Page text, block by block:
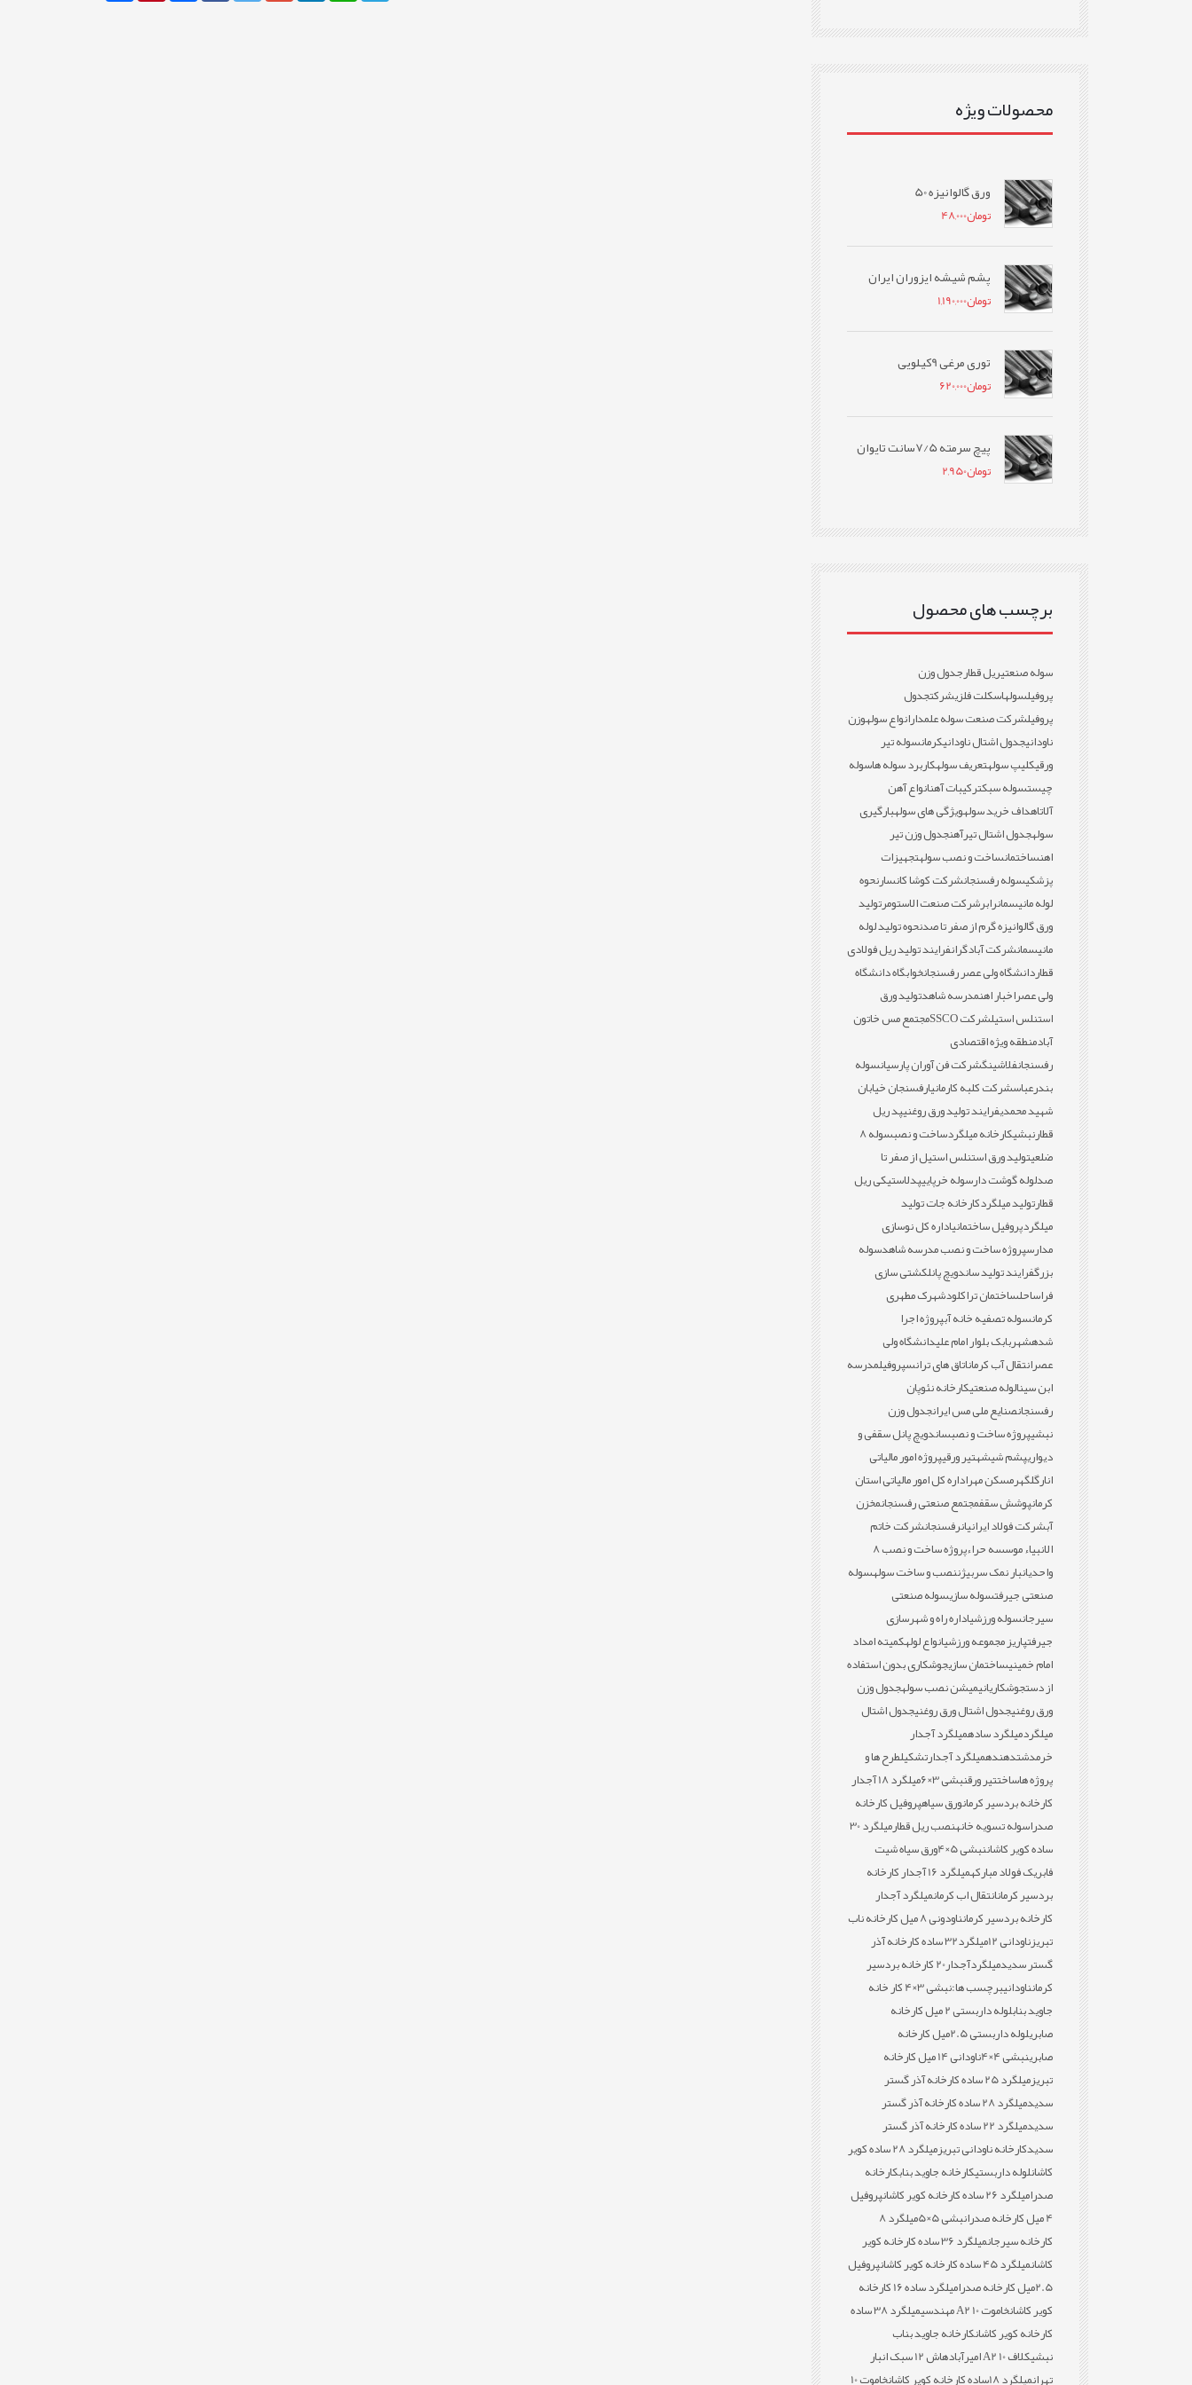
محصولات ویژه
ورق گالوانیزه 50
تومان48,000
پشم شیشه ایزوران ایران
تومان1,190,000
توری مرغی 9کیلویی
تومان620,000
پیچ سرمته 7/5سانت تایوان
تومان2,950
برچسب های محصول
سوله صنعتیریل قطارجدول وزن
پروفیلسولهاسکلت فلزیشرکتجدول
پروفیلشرکت صنعت سوله علمدارانواع سولهوزن
ناودانیجدول اشتال ناودانیکرمانسوله تیر
ورقیکلیپ سولهتعریف سولهکاربرد سوله هاسوله
چیستسوله سبکترکیبات آهنانواع آهن
آلاتاهداف خرید سولهویژگی های سولهبارگیری
سولهجدول اشتال تیرآهنجدول وزن تیر
اهنساختمانساخت و نصب سولهتجهیزات
پزشکیسوله رفسنجانشرکت کوشا کانسارنحوه
لوله مانیسمانرابرشرکت صنعت الاستومرتولید
ورق گالوانیزه گرم از صفر تا صدنحوه تولید لوله
مانیسمانشرکت آبادگرانفرایند تولید ریل فولادی
قطاردانشگاه ولی عصر رفسنجانخوابگاه دانشگاه
ولی عصراخبار اهنمدرسه شاهدتولید ورق
استنلس استیلشرکت SSCO
مجتمع مس خاتون
آبادمنطقه ویژه اقتصادی
رفسنجانفلاشینگشرکت فن آوران پارسیانسوله
بندرعباسشرکت کلبه کارمانیارفسنجان خیابان
شهید محمدیفرایند تولید ورق روغنیپد ریل
قطارنبشیکارخانه میلگردساخت و نصب
سوله 8
ضلعیتولید ورق استنلس استیل از صفر تا
صدلوله گوشت دارسوله خرپاییپدلاستیکی ریل
قطارتولید میلگردکارخانه جات تولید
میلگردپروفیل ساختمانیاداره کل نوسازی
مدارسپروژه ساخت و نصب مدرسه شاهدسوله
بزرگفرایند تولید ساندویچ پانلکشتی سازی
فراساحلساختمان تراکلودشهرک مطهری
کرمانسوله تصفیه خانه آبپروژه اجرا
شدهشهربابک بلوار امام علیدانشگاه ولی
عصرانتقال آب کرماناتاق های ترانسپروفیلمدرسه
ابن سینالوله صنعتیکارخانه نئوپان
رفسنجانصنایع ملی مس ایرانجدول وزن
نبشیپروژه ساخت و نصبساندویچ پانل سقفی و
دیواریپشم شیشهتیر ورقیپروژه امور مالیاتی
انارگلگهرمسکن مهراداره کل امور مالیاتی استان
کرمانپوشش سقفمجتمع صنعتی رفسنجانمخزن
آبشرکت فولاد ایرانیانرفسنجانشرکت خاتم
الانبیاء موسسه حراء
پروژه ساخت و نصب 8
واحدیانبار نمک سربیژننصب و ساخت سولهسوله
صنعتی جیرفتسوله سازیسوله صنعتی
سیرجانسوله ورزشیاداره راه و شهرسازی
جیرفتپاریز مجموعه ورزشیانواع لولهکمیته امداد
امام خمینیساختمان سازیجوشکاری بدون استفاده
از دستجوشکاریانیمیشن نصب سولهجدول وزن
ورق روغنیجدول اشتال ورق روغنیجدول اشتال
میلگردمیلگرد سادهمیلگرد آجدار
خرمدشتدهندهمیلگرد آجدارتشکیلطرح ها و
پروژه هاساختتیر ورقنبشی 3×6
میلگرد 18 آجدار
کارخانه بردسیر کرمانورق سیاهپروفیل کارخانه
صدراسوله تسویه خانهنصب ریل قطار
میلگرد 30
ساده کویر کاشاننبشی 5×4
ورق سیاه شیت
فابریک فولاد مبارکه
میلگرد 16 آجدار کارخانه
بردسیر کرمانانتقال اب کرمانمیلگرد آجدار
کارخانه بردسیر کرمان
ناودونی 8 میل کارخانه ناب
تبریزناودانی 12
میلگرد32 ساده کارخانه آذر
گستر سدید
میلگردآجدار20 کارخانه بردسیر
کرمانناودانیبرچسب ها:
نبشی 3×4 کار خانه
جاوید بناب
لوله داربستی 2 میل کارخانه
صابری
لوله داربستی 2.5میل کارخانه
صابرینبشی 4×4
ناودانی 14 میل کارخانه
تبریز
میلگرد 25 ساده کارخانه آذر گستر
سدید
میلگرد 28 ساده کارخانه آذر گستر
سدید
میلگرد 22 ساده کارخانه آذر گستر
سدیدکارخانه ناودانی تبریز
میلگرد 28 ساده کویر
کاشانلوله داربستیکارخانه جاوید بنابکارخانه
صدرامیلگرد 26 ساده کارخانه کویر کاشان
پروفیل
4 میل کارخانه صدرا
نبشی 5×5
میلگرد 8
کارخانه سیرجان
میلگرد 36 ساده کارخانه کویر
کاشانمیلگرد 45 ساده کارخانه کویر کاشان
پروفیل
2.5میل کارخانه صدرا
میلگرد ساده 16 کارخانه
کویر کاشانخاموت 10 A2 مهندسی
میلگرد 38 ساده
کارخانه کویر کاشانکارخانه جاوید بناب
نبشیکلاف 10 A2 امیرآباد
هاش 12 سبک انبار
تهرانمیلگرد 18ساده کارخانه کویر کاشان خاموت 10